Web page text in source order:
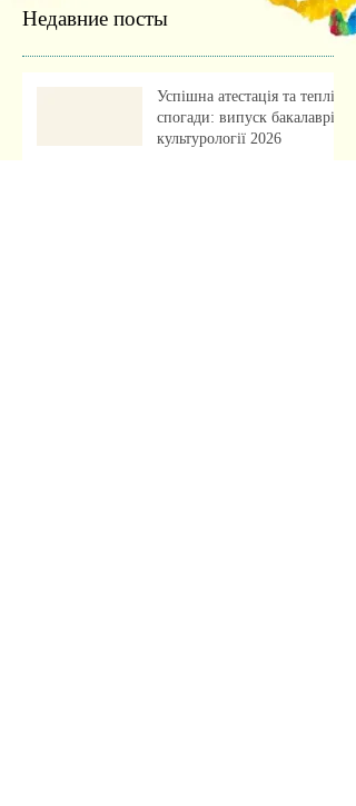
Недавние посты
Успішна атестація та теплі
спогади: випуск бакалаврів
культурології 2026